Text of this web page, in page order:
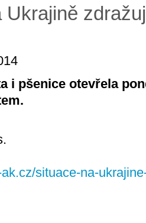
Ukrajině
i pšenice otevřela
situace-na-